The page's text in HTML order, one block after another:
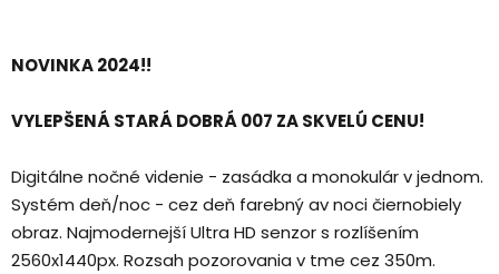
NOVINKA 2024!!
VYLEPŠENÁ STARÁ DOBRÁ 007 ZA SKVELÚ CENU!
Digitálne nočné videnie - zasádka a monokulár v jednom.
Systém deň/noc - cez deň farebný av noci čiernobiely
obraz. Najmodernejší Ultra HD senzor s rozlíšením
2560x1440px. Rozsah pozorovania v tme cez 350m.